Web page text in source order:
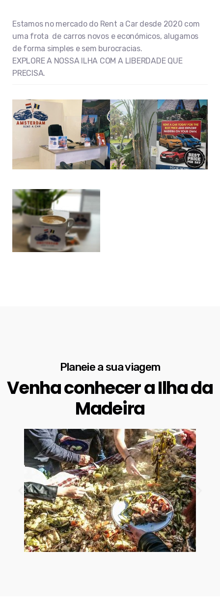
Estamos no mercado do Rent a Car desde 2020 com
uma frota de carros novos e económicos, alugamos
de forma simples e sem burocracias.
EXPLORE A NOSSA ILHA COM A LIBERDADE QUE
PRECISA.
Planeie a sua viagem
Venha conhecer a Ilha da
Madeira